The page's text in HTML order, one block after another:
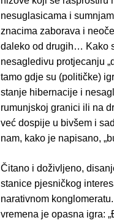
nesuglasicama i
znacima zaborava i
daleko od drugih… Kako
nesagledivu protjecanju
tamo gdje su (političke)
stanje hibernacije i
rumunjskoj granici ili na
već dospije u bivšem i
nam, kako je napisano,
Čitano i doživljeno,
stanice pjesničkog
narativnom
vremena je opasna igra: